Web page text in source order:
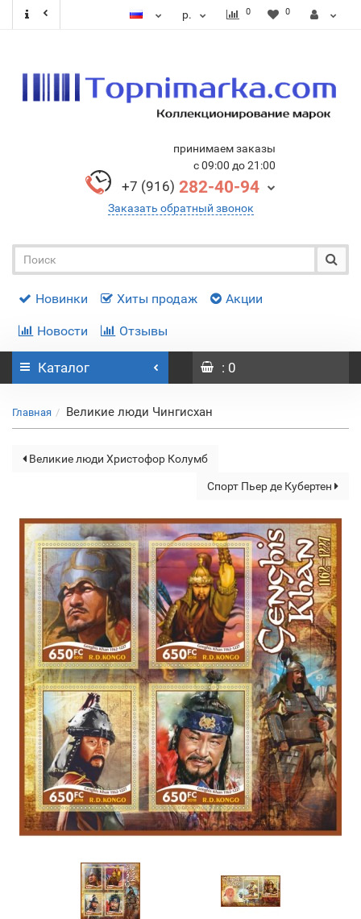
р. 0 0
принимаем заказы
с 09:00 до 21:00
+7 (916) 282-40-94
Заказать обратный звонок
Новинки Хиты продаж Акции
Новости Отзывы
Каталог : 0
Главная Великие люди Чингисхан
Великие люди Христофор Колумб
Спорт Пьер де Кубертен